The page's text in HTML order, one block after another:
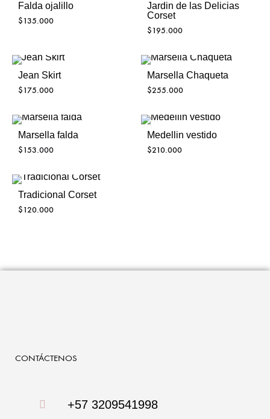
Falda ojalillo
$135.000
Jardin de las Delicias
Corset
$195.000
Jean Skirt
$175.000
Marsella Chaqueta
$255.000
Marsella falda
$153.000
Medellin vestido
$210.000
Tradicional Corset
$120.000
CONTÁCTENOS
+57 3209541998